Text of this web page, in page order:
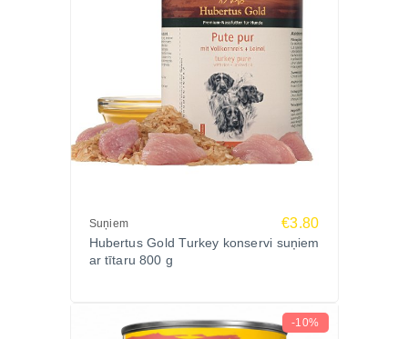
Suņiem €3.80
Hubertus Gold Turkey konservi suņiem
ar tītaru 800 g
-10%